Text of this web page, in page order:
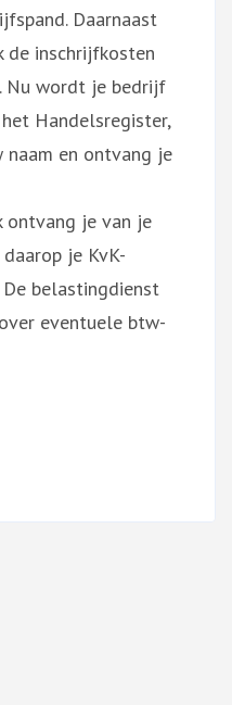
Daarnaast
de inschrijfkosten
Nu wordt je bedrijf
Handelsregister,
en ontvang je
ontvang je van je
je KvK-
De belastingdienst
eventuele btw-